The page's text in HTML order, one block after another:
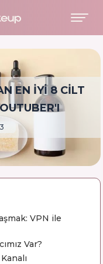
EN İYI 8 CILT
VPN ile
Var?